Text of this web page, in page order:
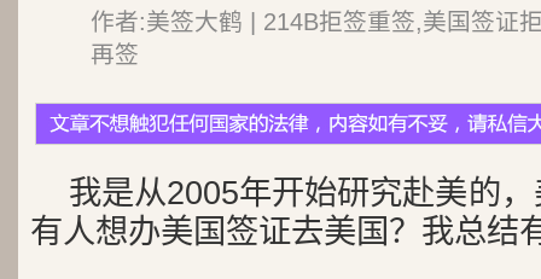
作者:美签大鹤 | 214B拒签重签,美国签证
再签
我是从2005年开始研究赴美的
有人想办美国签证去美国？我总结